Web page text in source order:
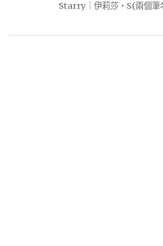
Starry｜伊莉莎・S(兩個筆